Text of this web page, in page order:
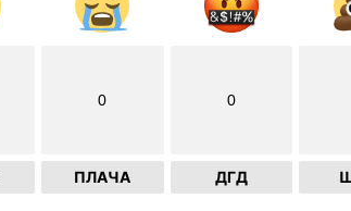
0
ПЛАЧА
0
ДГД